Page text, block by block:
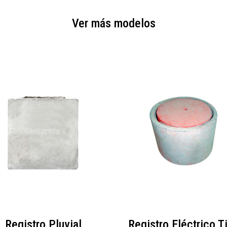
Ver más modelos